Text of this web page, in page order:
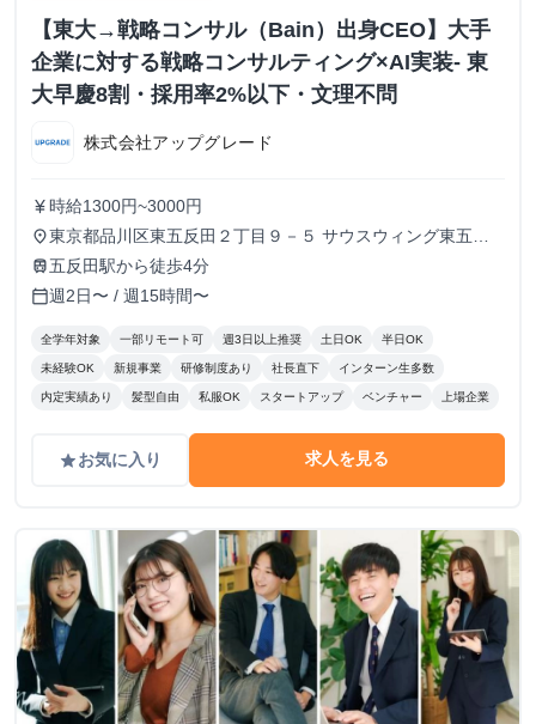
【東大→戦略コンサル（Bain）出身CEO】大手
企業に対する戦略コンサルティング×AI実装- 東
大早慶8割・採用率2%以下・文理不問
株式会社アップグレード
currency_yen 時給1300円~3000円
place東京都品川区東五反田２丁目９－５ サウスウィング東五反
田５階
train 五反田駅から徒歩4分
calendar_today週2日〜 / 週15時間〜
全学年対象 一部リモート可 週3日以上推奨 土日OK 半日OK
未経験OK 新規事業 研修制度あり 社長直下 インターン生多数
内定実績あり 髪型自由 私服OK スタートアップ ベンチャー 上場企業
gradeお気に入り 求人を見る